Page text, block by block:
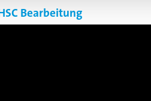
Bearbeitung